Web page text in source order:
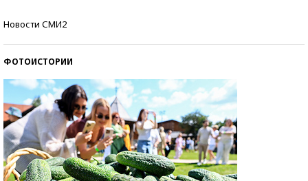
Новости СМИ2
ФОТОИСТОРИИ